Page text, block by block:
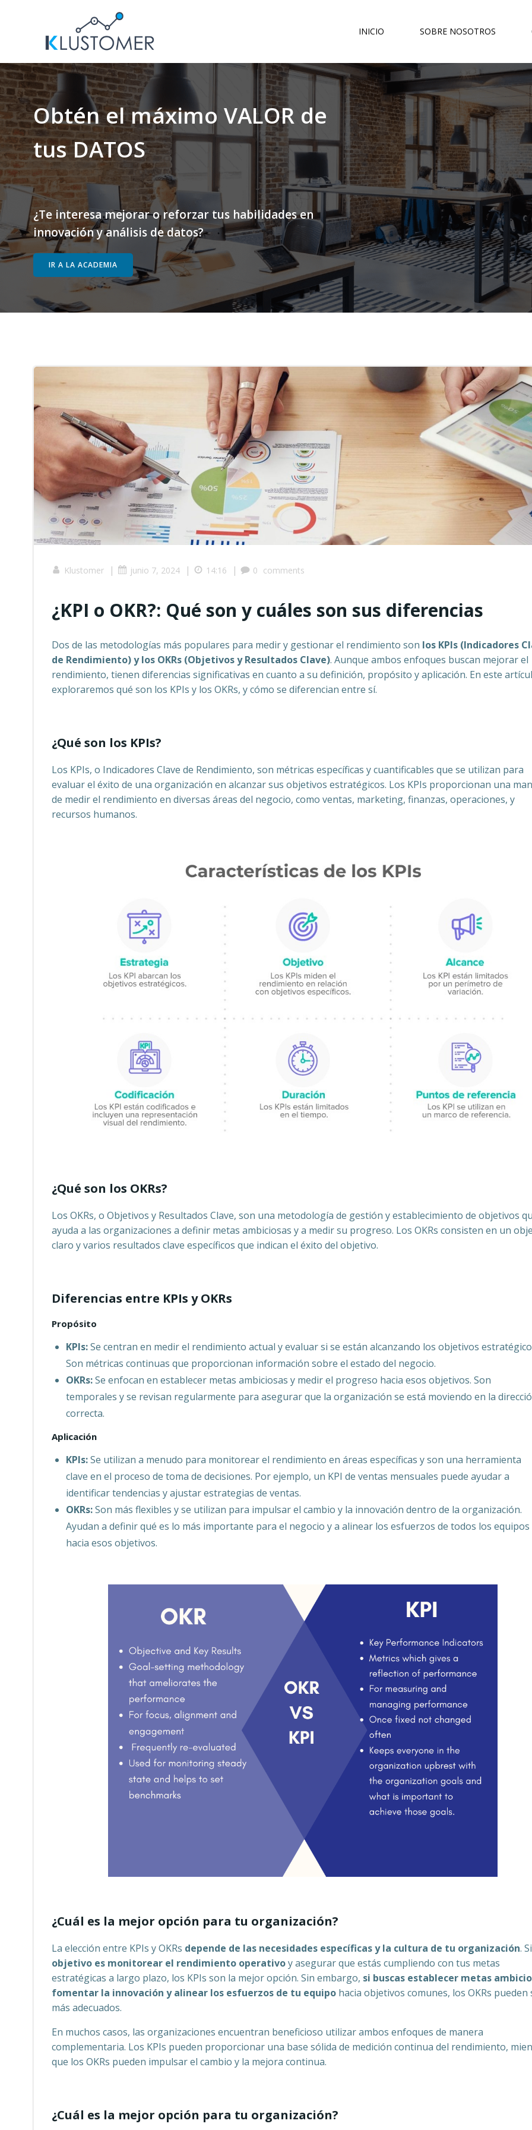
INICIO SOBRE NOSOTROS
Obtén el máximo VALOR de
tus DATOS
¿Te interesa mejorar o reforzar tus habilidades en
innovación y análisis de datos?
IR A LA ACADEMIA
Klustomer | junio 7, 2024 | 14:16 | 0 comments
¿KPI o OKR?: Qué son y cuáles son sus diferencias
Dos de las metodologías más populares para medir y gestionar el rendimiento son los KPIs (Indicadores
de Rendimiento) y los OKRs (Objetivos y Resultados Clave). Aunque ambos enfoques buscan mejorar el
rendimiento, tienen diferencias significativas en cuanto a su definición, propósito y aplicación. En este
exploraremos qué son los KPIs y los OKRs, y cómo se diferencian entre sí.
¿Qué son los KPIs?
Los KPIs, o Indicadores Clave de Rendimiento, son métricas específicas y cuantificables que se utilizan para
evaluar el éxito de una organización en alcanzar sus objetivos estratégicos. Los KPIs proporcionan una
de medir el rendimiento en diversas áreas del negocio, como ventas, marketing, finanzas, operaciones, y
recursos humanos.
¿Qué son los OKRs?
Los OKRs, o Objetivos y Resultados Clave, son una metodología de gestión y establecimiento de objetivos
ayuda a las organizaciones a definir metas ambiciosas y a medir su progreso. Los OKRs consisten en un
claro y varios resultados clave específicos que indican el éxito del objetivo.
Diferencias entre KPIs y OKRs
Propósito
KPIs:Se centran en medir el rendimiento actual y evaluar si se están alcanzando los objetivos
Son métricas continuas que proporcionan información sobre el estado del negocio.
OKRs:Se enfocan en establecer metas ambiciosas y medir el progreso hacia esos objetivos. Son
temporales y se revisan regularmente para asegurar que la organización se está moviendo en la
correcta.
Aplicación
KPIs:Se utilizan a menudo para monitorear el rendimiento en áreas específicas y son una herramienta
clave en el proceso de toma de decisiones. Por ejemplo, un KPI de ventas mensuales puede ayudar a
identificar tendencias y ajustar estrategias de ventas.
OKRs:Son más flexibles y se utilizan para impulsar el cambio y la innovación dentro de la organización.
Ayudan a definir qué es lo más importante para el negocio y a alinear los esfuerzos de todos los equipos
hacia esos objetivos.
¿Cuál es la mejor opción para tu organización?
La elección entre KPIs y OKRs depende de las necesidades específicas y la cultura de tu organización. Si
objetivo es monitorear el rendimiento operativoy asegurar que estás cumpliendo con tus metas
estratégicas a largo plazo, los KPIs son la mejor opción. Sin embargo, si buscas establecer metas
fomentar la innovación y alinear los esfuerzos de tu equipo hacia objetivos comunes, los OKRs pueden
más adecuados.
En muchos casos, las organizaciones encuentran beneficioso utilizar ambos enfoques de manera
complementaria. Los KPIs pueden proporcionar una base sólida de medición continua del rendimiento,
que los OKRs pueden impulsar el cambio y la mejora continua.
¿Cuál es la mejor opción para tu organización?